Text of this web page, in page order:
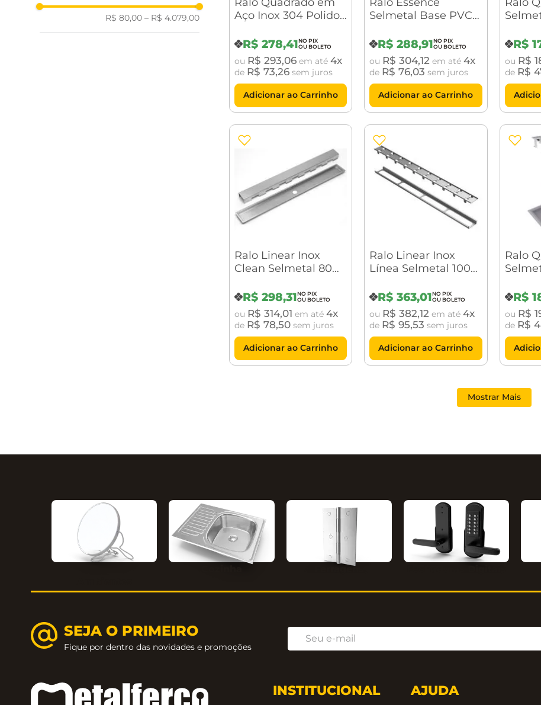
R$ 80,00 – R$ 4.079,00
Aço Inox 304 Polido
R$ 278,41
ou R$ 293,06 em até 4
de R$ 73,26 sem juros
Adicionar ao Carrinho
Selmetal Base PVC
R$ 288,91
ou R$ 304,12 em até4
de R$ 76,03 sem juros
Adicionar ao Carrinho
R$
ou R$
de R$
Ralo Linear Inox
Clean Selmetal 80
R$ 298,31
ou R$ 314,01 em até 4
de R$ 78,50 sem juros
Adicionar ao Carrinho
Ralo Linear Inox
Línea Selmetal 100
R$ 363,01
ou R$ 382,12 em até4
de R$ 95,53 sem juros
Adicionar ao Carrinho
Ralo
R$
ou R$
de R$
Mostrar Mais
Ferragens
SEJA O PRIMEIRO
Fique por dentro das novidades e promoções
INSTITUCIONAL AJUDA